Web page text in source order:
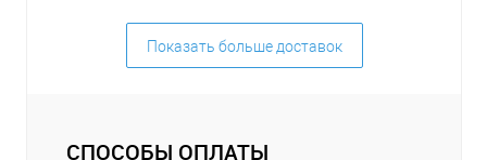
Показать больше доставок
СПОСОБЫ ОПЛАТЫ